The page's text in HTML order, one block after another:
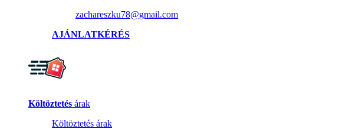
zachareszku78@gmail.com
AJÁNLATKÉRÉS
Költöztetés árak
Költöztetés árak